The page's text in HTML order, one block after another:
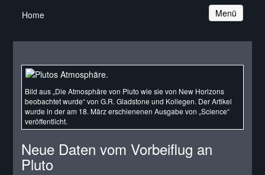
Navigation
Menü
Home
Bild aus „Die Atmosphäre von Pluto wie sie von New Horizons
beobachtet wurde“ von G.R. Gladstone und Kollegen. Der Artikel
wurde in der am 18. März erschienenen Ausgabe von „Science“
veröffentlicht.
Neue Daten vom Vorbeiflug an
Pluto